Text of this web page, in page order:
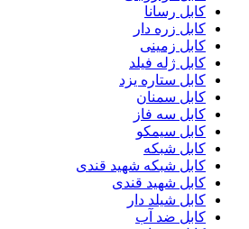
کابل رسانا
کابل زره دار
کابل زمینی
کابل ژله فیلد
کابل ستاره یزد
کابل سمنان
کابل سه فاز
کابل سیمکو
کابل شبکه
کابل شبکه شهید قندی
کابل شهید قندی
کابل شیلد دار
کابل ضد آب